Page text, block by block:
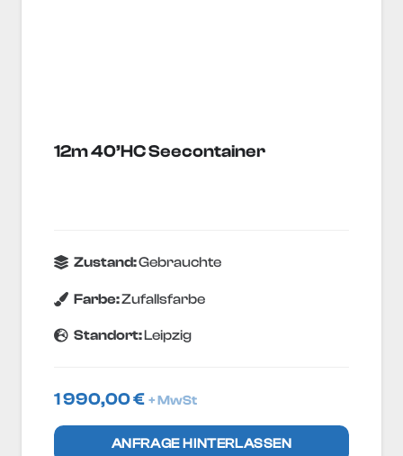
12m 40’HC Seecontainer
Zustand:Gebrauchte
Farbe:Zufallsfarbe
Standort:Leipzig
1 990,00€ + MwSt
ANFRAGE HINTERLASSEN